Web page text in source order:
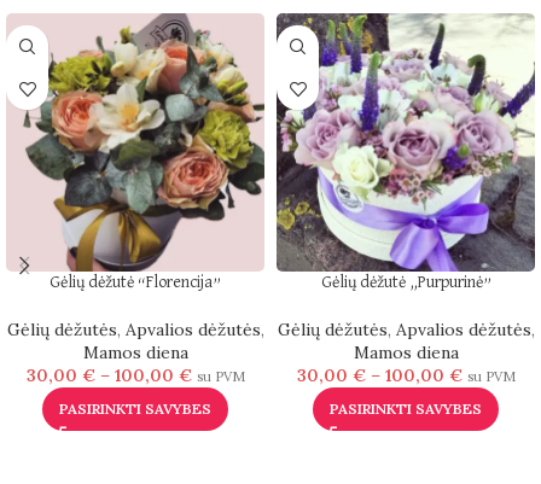
Gėlių dėžutė “Florencija”
Gėlių dėžutės, Apvalios dėžutės,
Mamos diena
30,00 € – 100,00 € su PVM
PASIRINKTI SAVYBES
Gėlių dėžutė „Purpurinė”
Gėlių dėžutės, Apvalios dėžutės,
Mamos diena
30,00 € – 100,00 € su PVM
PASIRINKTI SAVYBES